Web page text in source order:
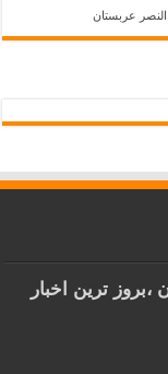
النصر عربستان
ترین اخبار